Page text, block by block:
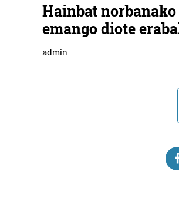
Hainbat norbanako
emango diote
admin